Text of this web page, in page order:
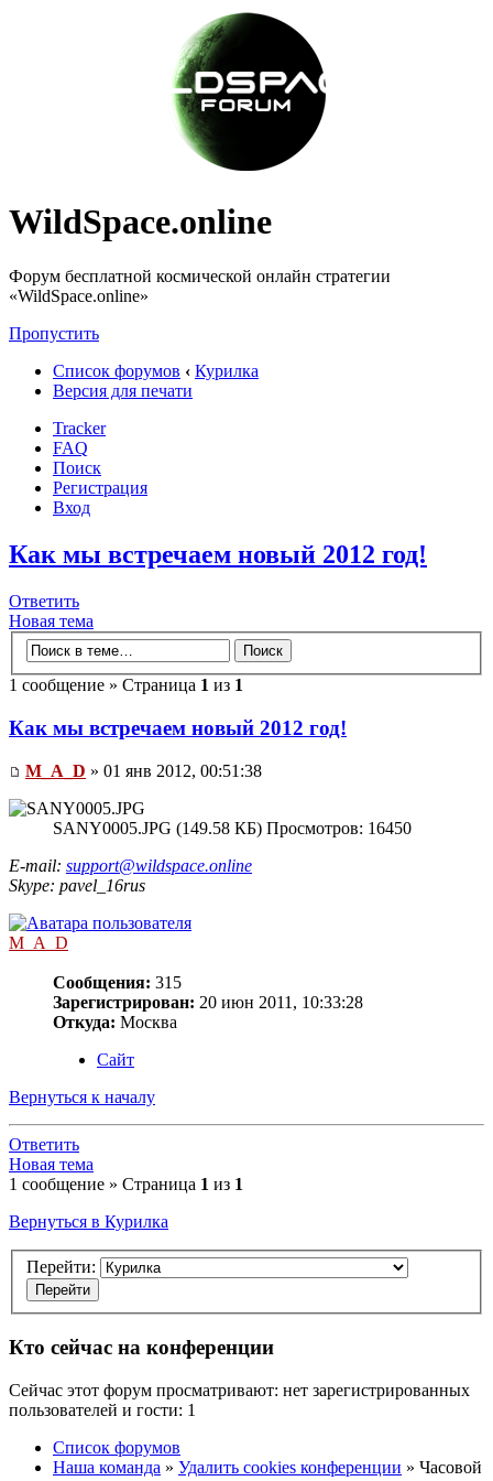
WildSpace.online
Форум бесплатной космической онлайн стратегии
«WildSpace.online»
Пропустить
Список форумов ‹ Курилка
Версия для печати
Tracker
FAQ
Поиск
Регистрация
Вход
Как мы встречаем новый 2012 год!
Ответить
Новая тема
1 сообщение » Страница 1 из 1
Как мы встречаем новый 2012 год!
M_A_D » 01 янв 2012, 00:51:38
SANY0005.JPG (149.58 КБ) Просмотров: 16450
E-mail: support@wildspace.online
Skype: pavel_16rus
M_A_D
Сообщения: 315
Зарегистрирован: 20 июн 2011, 10:33:28
Откуда: Москва
Сайт
Вернуться к началу
Ответить
Новая тема
1 сообщение » Страница 1 из 1
Вернуться в Курилка
Перейти:
Кто сейчас на конференции
Сейчас этот форум просматривают: нет зарегистрированных
пользователей и гости: 1
Список форумов
Наша команда » Удалить cookies конференции » Часовой